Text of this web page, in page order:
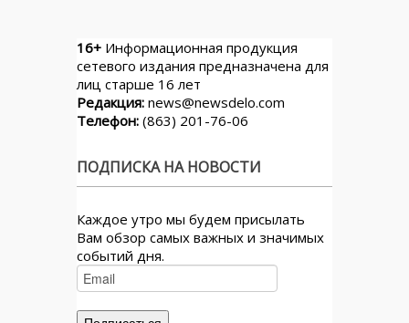
16+ Информационная продукция
сетевого издания предназначена для
лиц старше 16 лет
Редакция: news@newsdelo.com
Телефон: (863) 201-76-06
ПОДПИСКА НА НОВОСТИ
Каждое утро мы будем присылать
Вам обзор самых важных и значимых
событий дня.